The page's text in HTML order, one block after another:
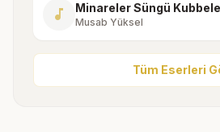
music_note Minareler Süngü
Musab Yüksel
Tüm Eserleri